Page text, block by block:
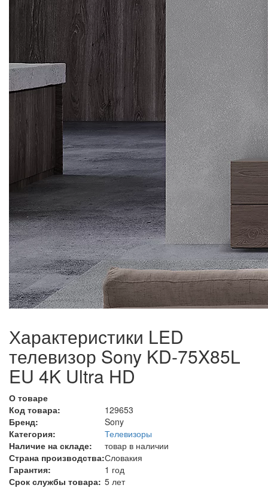
Характеристики LED
телевизор Sony KD-75X85L
EU 4K Ultra HD
О товаре
Код товара:
129653
Бренд:
Sony
Категория:
Телевизоры
Наличие на складе:
товар в наличии
Страна производства:Словакия
Гарантия:
1 год
Срок службы товара: 5 лет